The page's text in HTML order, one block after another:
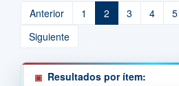
Anterior 1 2 3 4 5
Siguiente
Resultados por ítem: